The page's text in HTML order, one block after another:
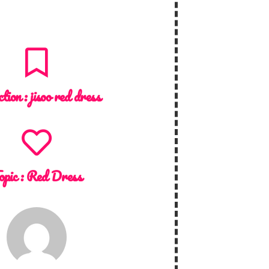
:jisoo red dress
:Red Dress